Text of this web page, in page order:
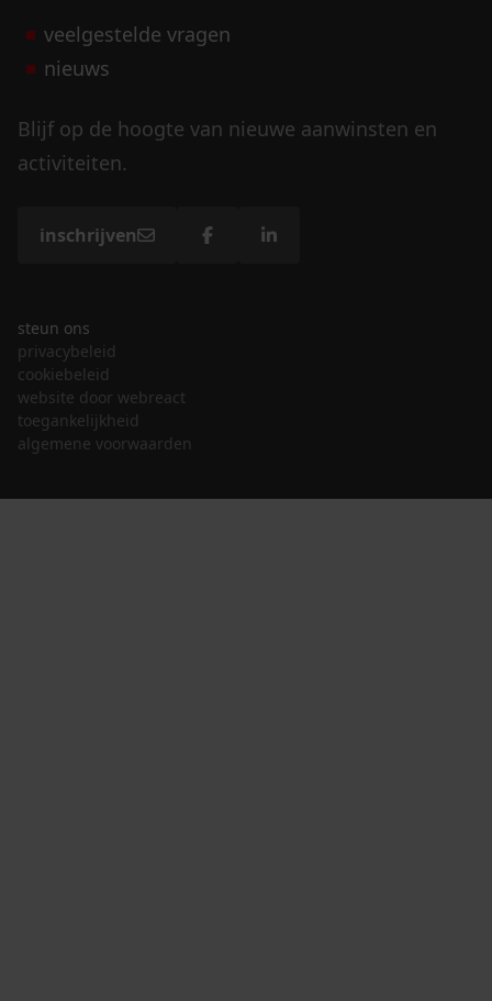
veelgestelde vragen
nieuws
Blijf op de hoogte van nieuwe aanwinsten en
activiteiten.
inschrijven
steun ons
privacybeleid
cookiebeleid
website door webreact
toegankelijkheid
algemene voorwaarden